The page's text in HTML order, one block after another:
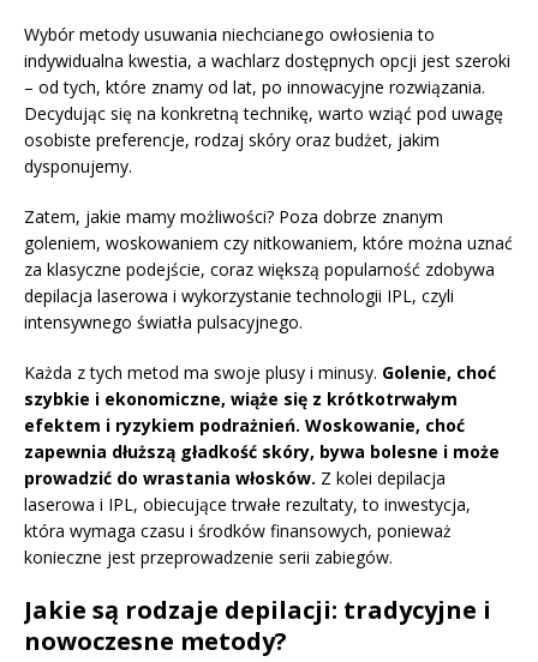
Wybór metody usuwania niechcianego owłosienia to
indywidualna kwestia, a wachlarz dostępnych opcji jest szeroki
– od tych, które znamy od lat, po innowacyjne rozwiązania.
Decydując się na konkretną technikę, warto wziąć pod uwagę
osobiste preferencje, rodzaj skóry oraz budżet, jakim
dysponujemy.
Zatem, jakie mamy możliwości? Poza dobrze znanym
goleniem, woskowaniem czy nitkowaniem, które można uznać
za klasyczne podejście, coraz większą popularność zdobywa
depilacja laserowa i wykorzystanie technologii IPL, czyli
intensywnego światła pulsacyjnego.
Każda z tych metod ma swoje plusy i minusy. Golenie, choć
szybkie i ekonomiczne, wiąże się z krótkotrwałym
efektem i ryzykiem podrażnień. Woskowanie, choć
zapewnia dłuższą gładkość skóry, bywa bolesne i może
prowadzić do wrastania włosków. Z kolei depilacja
laserowa i IPL, obiecujące trwałe rezultaty, to inwestycja,
która wymaga czasu i środków finansowych, ponieważ
konieczne jest przeprowadzenie serii zabiegów.
Jakie są rodzaje depilacji: tradycyjne i
nowoczesne metody?